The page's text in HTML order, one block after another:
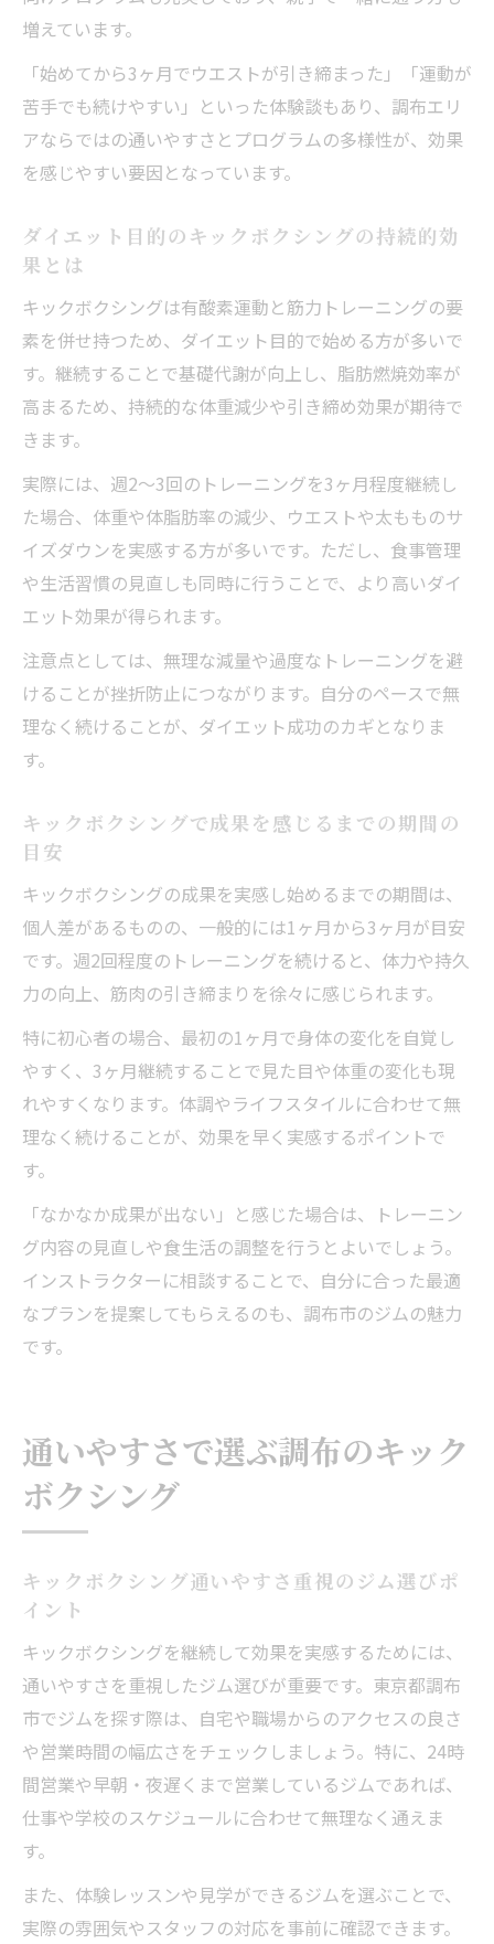
み方
ジム通いが続くキックボクシングの工夫ポ
イント
カフェ巡りと両立できるキックボクシング
習慣
力
増えています。
「始めてから3ヶ月でウエストが引き締まった」「運動が
苦手でも続けやすい」といった体験談もあり、調布エリ
アならではの通いやすさとプログラムの多様性が、効果
を感じやすい要因となっています。
ダイエット目的のキックボクシングの持続的効
果とは
キックボクシングは有酸素運動と筋力トレーニングの要
素を併せ持つため、ダイエット目的で始める方が多いで
す。継続することで基礎代謝が向上し、脂肪燃焼効率が
高まるため、持続的な体重減少や引き締め効果が期待で
きます。
実際には、週2～3回のトレーニングを3ヶ月程度継続し
た場合、体重や体脂肪率の減少、ウエストや太もものサ
イズダウンを実感する方が多いです。ただし、食事管理
や生活習慣の見直しも同時に行うことで、より高いダイ
エット効果が得られます。
注意点としては、無理な減量や過度なトレーニングを避
けることが挫折防止につながります。自分のペースで無
理なく続けることが、ダイエット成功のカギとなりま
す。
キックボクシングで成果を感じるまでの期間の
目安
キックボクシングの成果を実感し始めるまでの期間は、
個人差があるものの、一般的には1ヶ月から3ヶ月が目安
です。週2回程度のトレーニングを続けると、体力や持久
力の向上、筋肉の引き締まりを徐々に感じられます。
特に初心者の場合、最初の1ヶ月で身体の変化を自覚し
やすく、3ヶ月継続することで見た目や体重の変化も現
れやすくなります。体調やライフスタイルに合わせて無
理なく続けることが、効果を早く実感するポイントで
す。
「なかなか成果が出ない」と感じた場合は、トレーニン
グ内容の見直しや食生活の調整を行うとよいでしょう。
インストラクターに相談することで、自分に合った最適
なプランを提案してもらえるのも、調布市のジムの魅力
です。
通いやすさで選ぶ調布のキック
ボクシング
キックボクシング通いやすさ重視のジム選びポ
イント
キックボクシングを継続して効果を実感するためには、
通いやすさを重視したジム選びが重要です。東京都調布
市でジムを探す際は、自宅や職場からのアクセスの良さ
や営業時間の幅広さをチェックしましょう。特に、24時
間営業や早朝・夜遅くまで営業しているジムであれば、
仕事や学校のスケジュールに合わせて無理なく通えま
す。
また、体験レッスンや見学ができるジムを選ぶことで、
実際の雰囲気やスタッフの対応を事前に確認できます。